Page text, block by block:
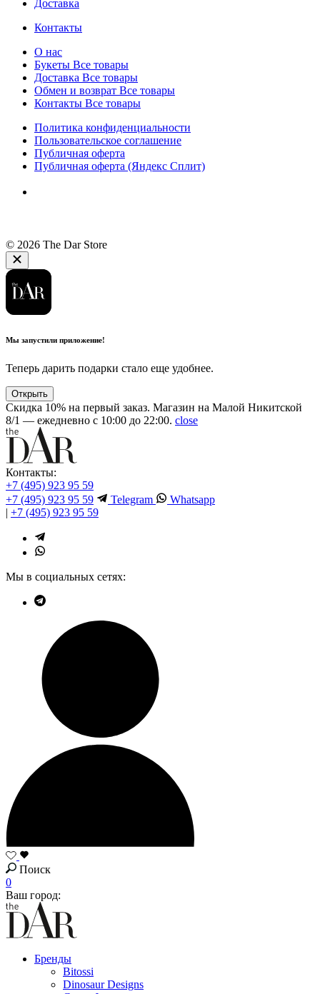
Доставка
Контакты
О нас
Букеты Все товары
Доставка Все товары
Обмен и возврат Все товары
Контакты Все товары
Политика конфиденциальности
Пользовательское соглашение
Публичная оферта
Публичная оферта (Яндекс Сплит)
© 2026 The Dar Store
Мы запустили приложение!
Теперь дарить подарки стало еще удобнее.
Открыть
Скидка 10% на первый заказ. Магазин на Малой Никитской
8/1 — ежедневно с 10:00 до 22:00. close
Контакты:
+7 (495) 923 95 59
+7 (495) 923 95 59
Telegram
Whatsapp
| +7 (495) 923 95 59
Мы в социальных сетях:
Поиск
0
Ваш город:
Бренды
Bitossi
Dinosaur Designs